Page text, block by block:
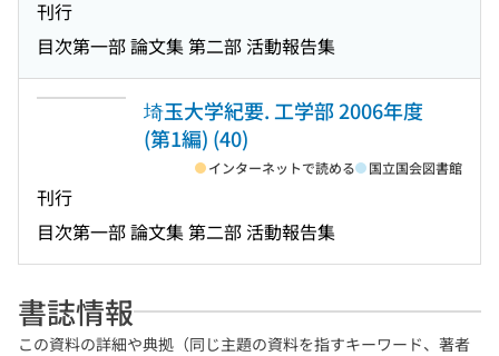
刊行
目次第一部 論文集 第二部 活動報告集
埼玉大学紀要. 工学部 2006年度
(第1編) (40)
刊行
インターネットで読める 国立国会図書館
目次第一部 論文集 第二部 活動報告集
書誌情報
この資料の詳細や典拠（同じ主題の資料を指すキーワード、著者